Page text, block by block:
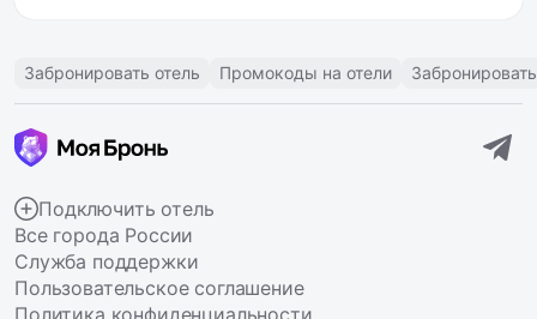
Забронировать отель Промокоды на отели
Подключить отель
Все города России
Служба поддержки
Пользовательское соглашение
Политика конфиденциальности